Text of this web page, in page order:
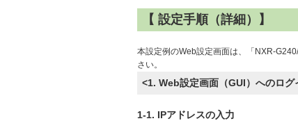
【 設定手順（詳細）】
本設定例のWeb設定画面は、「NXR-
さい。
<1. Web設定画面（GUI）へのログ
1-1. IPアドレスの入力